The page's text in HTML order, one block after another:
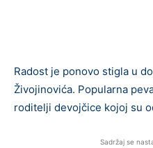
Radost je ponovo stigla u
Živojinovića. Popularna
roditelji devojčice kojoj su
Sadržaj se